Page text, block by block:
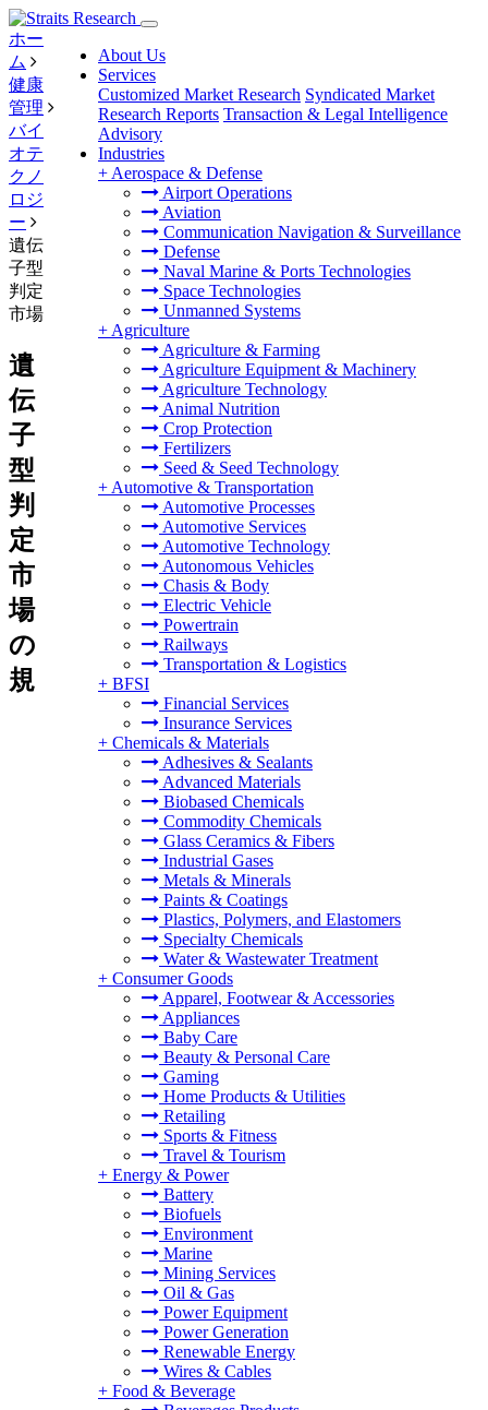
About Us
Services
Customized Market Research Syndicated Market
Research Reports Transaction & Legal Intelligence
Advisory
Industries
+ Aerospace & Defense
Airport Operations
Aviation
Communication Navigation & Surveillance
Defense
Naval Marine & Ports Technologies
Space Technologies
Unmanned Systems
+ Agriculture
Agriculture & Farming
Agriculture Equipment & Machinery
Agriculture Technology
Animal Nutrition
Crop Protection
Fertilizers
Seed & Seed Technology
+ Automotive & Transportation
Automotive Processes
Automotive Services
Automotive Technology
Autonomous Vehicles
Chasis & Body
Electric Vehicle
Powertrain
Railways
Transportation & Logistics
+ BFSI
Financial Services
Insurance Services
+ Chemicals & Materials
Adhesives & Sealants
Advanced Materials
Biobased Chemicals
Commodity Chemicals
Glass Ceramics & Fibers
Industrial Gases
Metals & Minerals
Paints & Coatings
Plastics, Polymers, and Elastomers
Specialty Chemicals
Water & Wastewater Treatment
+ Consumer Goods
Apparel, Footwear & Accessories
Appliances
Baby Care
Beauty & Personal Care
Gaming
Home Products & Utilities
Retailing
Sports & Fitness
Travel & Tourism
+ Energy & Power
Battery
Biofuels
Environment
Marine
Mining Services
Oil & Gas
Power Equipment
Power Generation
Renewable Energy
Wires & Cables
+ Food & Beverage
ホー
ム
健康
管理
バイ
オテ
クノ
ロジ
ー
遺伝
子型
判定
市場
遺
伝
子
型
判
定
市
場
の
規